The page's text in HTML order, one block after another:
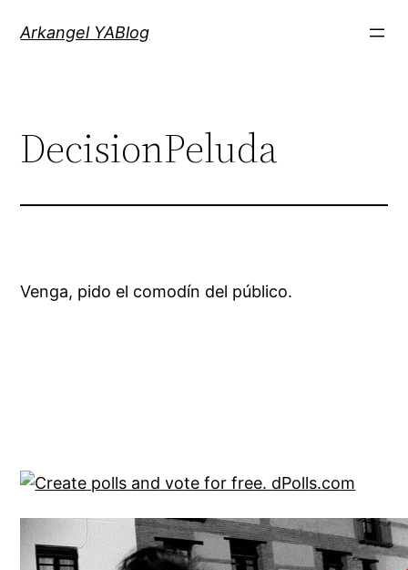
Arkangel YABlog
DecisionPeluda
Venga, pido el comodín del público.